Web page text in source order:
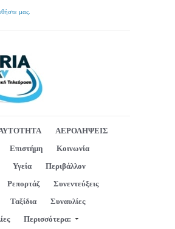
μας.
ΑΕΡΟΛΗΨΕΙΣ
Επιστήμη
Κοινωνία
Υγεία
Περιβάλλον
Ρεπορτάζ
Συνεντεύξεις
Ταξίδια
Συναυλίες
Περισσότερα: